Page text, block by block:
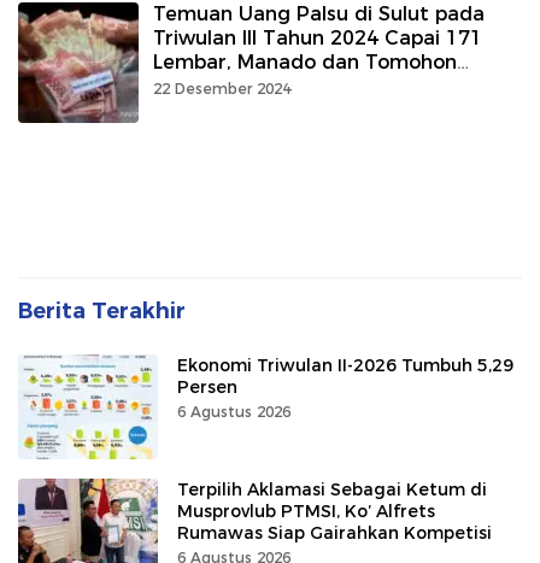
Temuan Uang Palsu di Sulut pada
Triwulan III Tahun 2024 Capai 171
Lembar, Manado dan Tomohon
Terbanyak
22 Desember 2024
Berita Terakhir
Ekonomi Triwulan II-2026 Tumbuh 5,29
Persen
6 Agustus 2026
Terpilih Aklamasi Sebagai Ketum di
Musprovlub PTMSI, Ko’ Alfrets
Rumawas Siap Gairahkan Kompetisi
6 Agustus 2026